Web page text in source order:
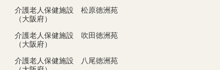
介護老人保健施設 松原徳洲苑
（大阪府）
介護老人保健施設 吹田徳洲苑
（大阪府）
介護老人保健施設 八尾徳洲苑